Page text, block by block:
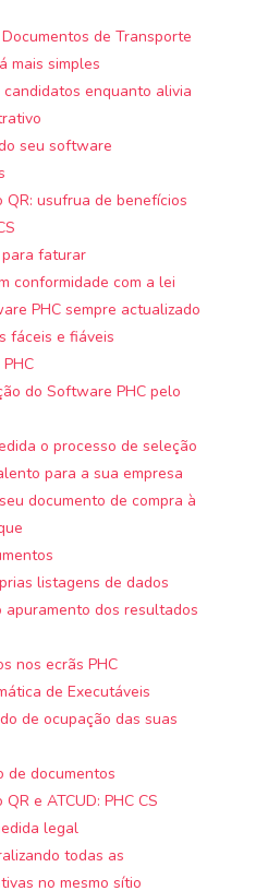
de Transporte
mais simples
enquanto alivia
seu software
QR: usufrua de benefícios
para faturar
conformidade com a lei
PHC sempre actualizado
fáceis e fiáveis
do Software PHC pelo
o processo de seleção
para a sua empresa
documento de compra à
listagens de dados
dos resultados
nos ecrãs PHC
de Executáveis
de ocupação das suas
de documentos
e ATCUD: PHC CS
legal
todas as
no mesmo sítio